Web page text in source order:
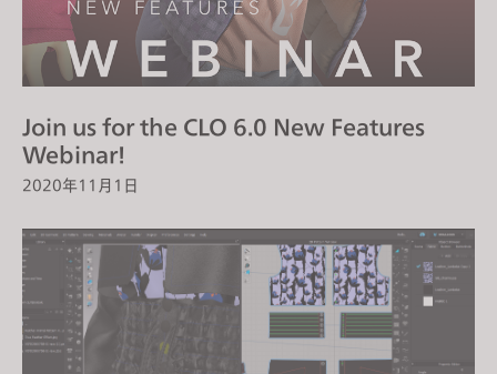
Join us for the CLO 6.0 New Features
Webinar!
2020年11月1日